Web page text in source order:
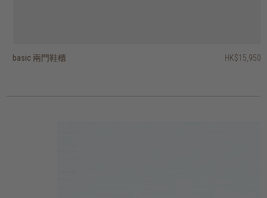
basic 兩門鞋櫃 HK$15,950
vision 鞋櫃 - 兩門, 單抽屜 HK$15,950
alloy 鞋櫃 - 三折疊門 HK$13,950
fendy 三門鞋櫃 HK$17,950
vintage 四門鞋櫃 HK$21,950